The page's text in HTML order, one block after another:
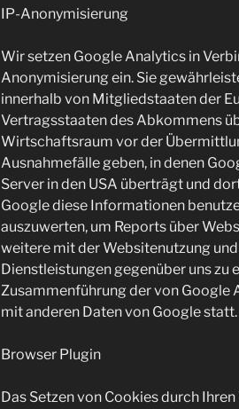
IP-Anonymisierung
Wir setzen Google Analytics in
Anonymisierung ein. Sie
innerhalb von Mitgliedstaaten der
Vertragsstaaten des Abkommens
Wirtschaftsraum vor der
Ausnahmefälle geben, in denen
Server in den USA überträgt und
Google diese Informationen
auszuwerten, um Reports über
weitere mit der Websitenutzung
Dienstleistungen gegenüber uns zu
Zusammenführung der von
mit anderen Daten von Google statt.
Browser Plugin
Das Setzen von Cookies durch